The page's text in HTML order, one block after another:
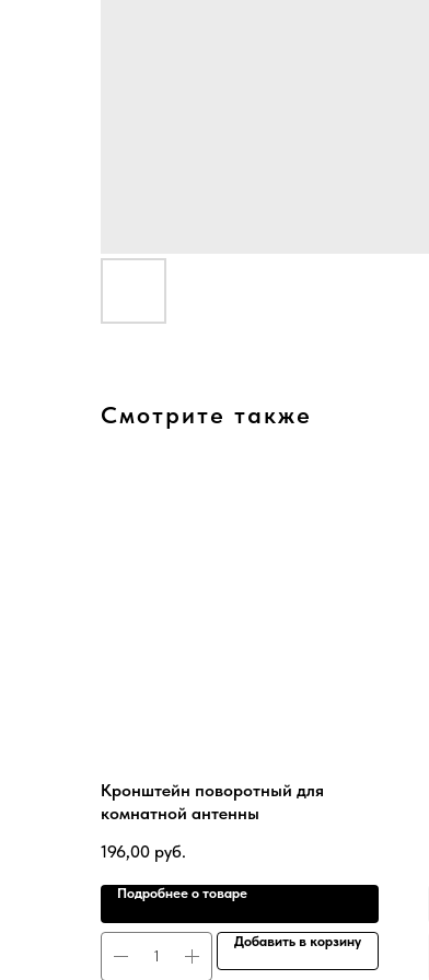
Смотрите также
Кронштейн поворотный для
комнатной антенны
196,00 руб.
Подробнее о товаре
Добавить в корзину